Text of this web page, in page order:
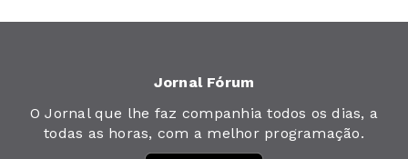
Jornal Fórum
O Jornal que lhe faz companhia todos os dias, a
todas as horas, com a melhor programação.